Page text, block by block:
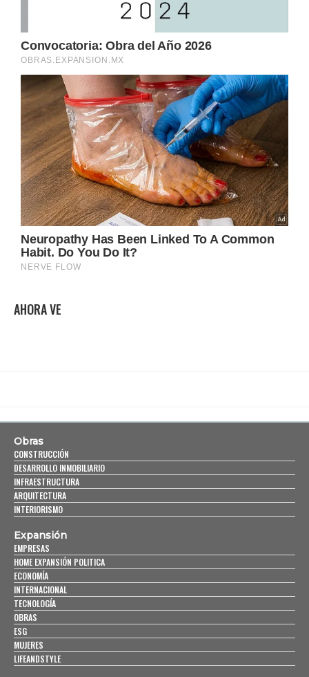
AHORA VE
Obras
CONSTRUCCIÓN
DESARROLLO INMOBILIARIO
INFRAESTRUCTURA
ARQUITECTURA
INTERIORISMO
Expansión
EMPRESAS
HOME EXPANSIÓN POLITICA
ECONOMÍA
INTERNACIONAL
TECNOLOGÍA
OBRAS
ESG
MUJERES
LIFEANDSTYLE